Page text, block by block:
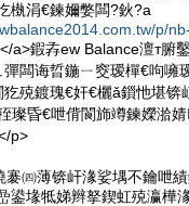
槸涓€鍊嬭嫳闆?鈥?a
p/
a>鍜孨ew Balance澶т腑
闆诲晢鍦ㄧ窔瑷樿€呴噰
殑鍍瑰€奸€欐ǎ鎻忚堪锛
璨昏€呭偝閬斾竴鍊嬫湁
p>
褰㈣薄锛屽湪娑堣不鑰呭
鍙堟牴娣辫拏鍥虹殑瀛樺